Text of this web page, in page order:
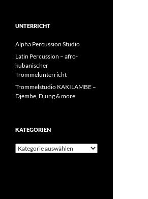
UNTERRICHT
Alpha Percussion Studio
Latin Percussion – afro-
kubanischer
Trommelunterricht
Trommelstudio KAKILAMBE –
Djembe, Djung & more
KATEGORIEN
Kategorien